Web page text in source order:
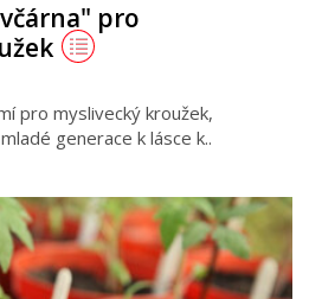
pro
pro myslivecký kroužek,
generace k lásce k..